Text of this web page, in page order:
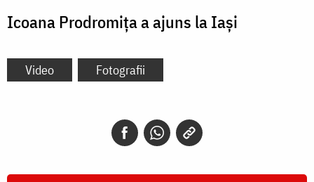
Icoana Prodromiţa a ajuns la Iaşi
Video Fotografii